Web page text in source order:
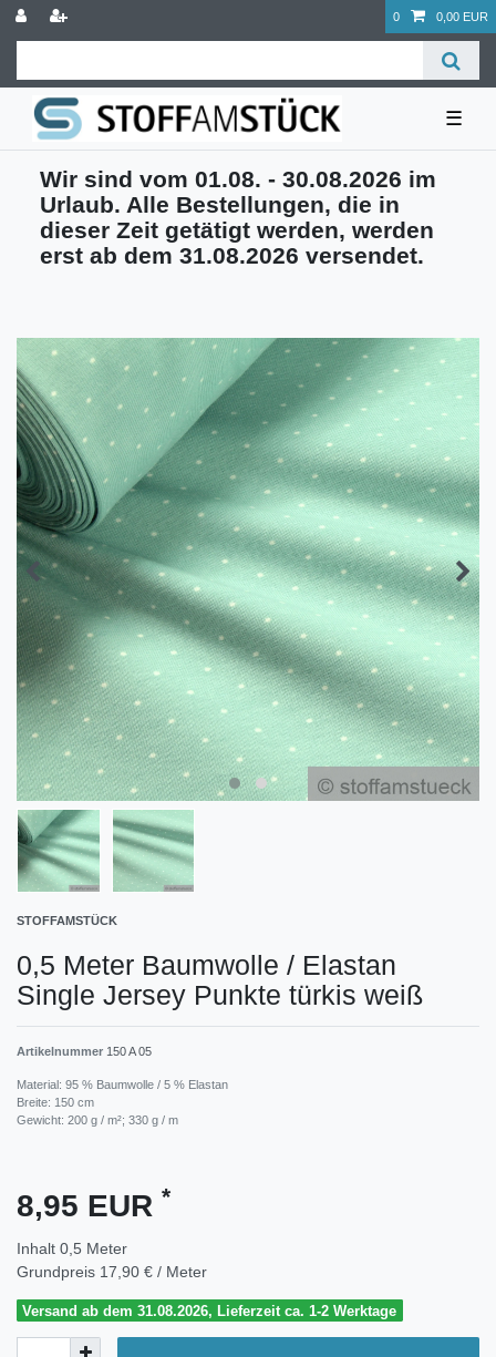
0 0,00 EUR
☰
Wir sind vom 01.08. - 30.08.2026 im
Urlaub. Alle Bestellungen, die in
dieser Zeit getätigt werden, werden
erst ab dem 31.08.2026 versendet.
STOFFAMSTÜCK
0,5 Meter Baumwolle / Elastan
Single Jersey Punkte türkis weiß
Artikelnummer 150 A 05
Material: 95 % Baumwolle / 5 % Elastan
Breite: 150 cm
Gewicht: 200 g / m²; 330 g / m
8,95 EUR *
Inhalt 0,5 Meter
Grundpreis 17,90 € / Meter
Versand ab dem 31.08.2026, Lieferzeit ca. 1-2 Werktage